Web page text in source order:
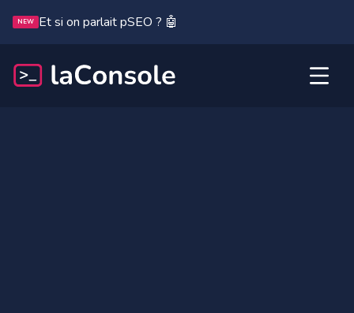
NEW Et si on parlait pSEO ? 🤖